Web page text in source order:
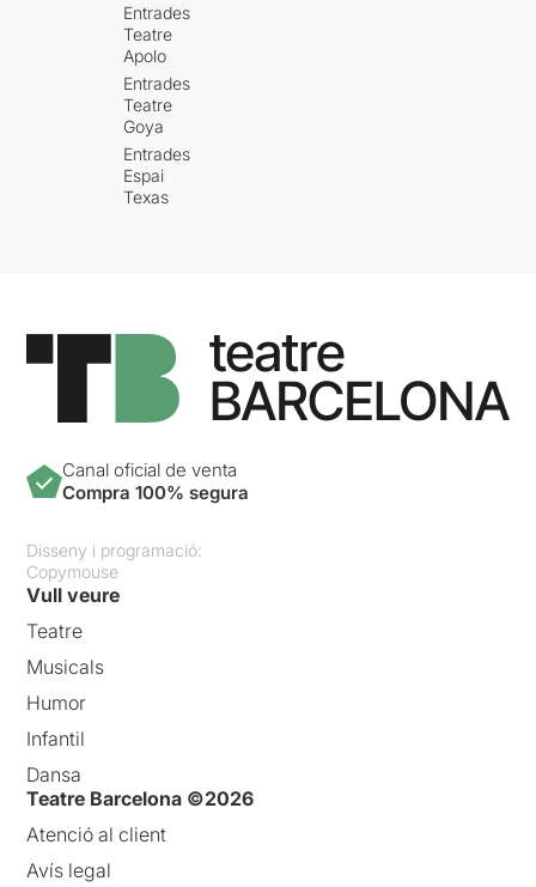
Entrades
Teatre
Apolo
Entrades
Teatre
Goya
Entrades
Espai
Texas
Canal oficial de venta
Compra 100% segura
Disseny i programació:
Copymouse
Vull veure
Teatre
Musicals
Humor
Infantil
Dansa
Teatre Barcelona ©2026
Atenció al client
Avís legal